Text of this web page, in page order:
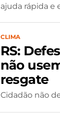
ajuda rápida e
CLIMA
RS:
não
resgate
Cidadão não